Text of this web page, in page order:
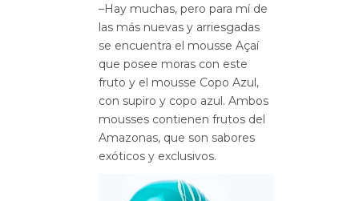
–Hay muchas, pero para mí de
las más nuevas y arriesgadas
se encuentra el mousse Açaí
que posee moras con este
fruto y el mousse Copo Azul,
con supiro y copo azul. Ambos
mousses contienen frutos del
Amazonas, que son sabores
exóticos y exclusivos.